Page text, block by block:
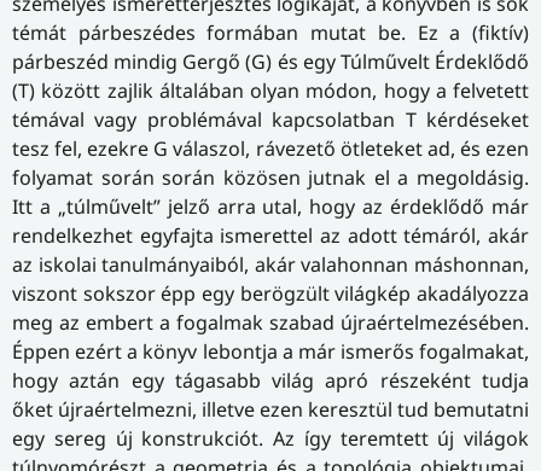
témát párbeszédes formában mutat be. Ez a (fiktív)
párbeszéd mindig Gergő (G) és egy Túlművelt Érdeklődő
(T) között zajlik általában olyan módon, hogy a felvetett
témával vagy problémával kapcsolatban T kérdéseket
tesz fel, ezekre G válaszol, rávezető ötleteket ad, és ezen
folyamat során során közösen jutnak el a megoldásig.
Itt a „túlművelt” jelző arra utal, hogy az érdeklődő már
rendelkezhet egyfajta ismerettel az adott témáról, akár
az iskolai tanulmányaiból, akár valahonnan máshonnan,
viszont sokszor épp egy berögzült világkép akadályozza
meg az embert a fogalmak szabad újraértelmezésében.
Éppen ezért a könyv lebontja a már ismerős fogalmakat,
hogy aztán egy tágasabb világ apró részeként tudja
őket újraértelmezni, illetve ezen keresztül tud bemutatni
egy sereg új konstrukciót. Az így teremtett új világok